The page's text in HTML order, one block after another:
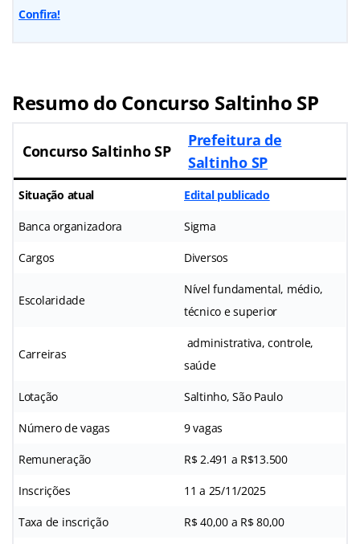
Confira!
Resumo do Concurso Saltinho SP
Concurso Saltinho SP
Prefeitura de
Saltinho SP
Situação atual Edital publicado
Banca organizadora Sigma
Cargos Diversos
Escolaridade
Nível fundamental, médio,
técnico e superior
Carreiras
administrativa, controle,
saúde
Lotação Saltinho, São Paulo
Número de vagas 9 vagas
Remuneração R$ 2.491 a R$13.500
Inscrições 11 a 25/11/2025
Taxa de inscrição R$ 40,00 a R$ 80,00